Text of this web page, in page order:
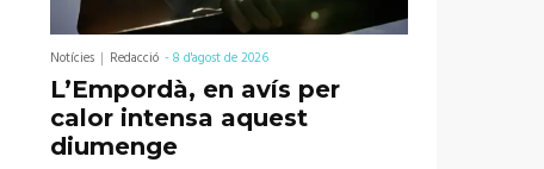
Notícies Redacció -8 d'agost de 2026
L’Empordà, en avís per
calor intensa aquest
diumenge